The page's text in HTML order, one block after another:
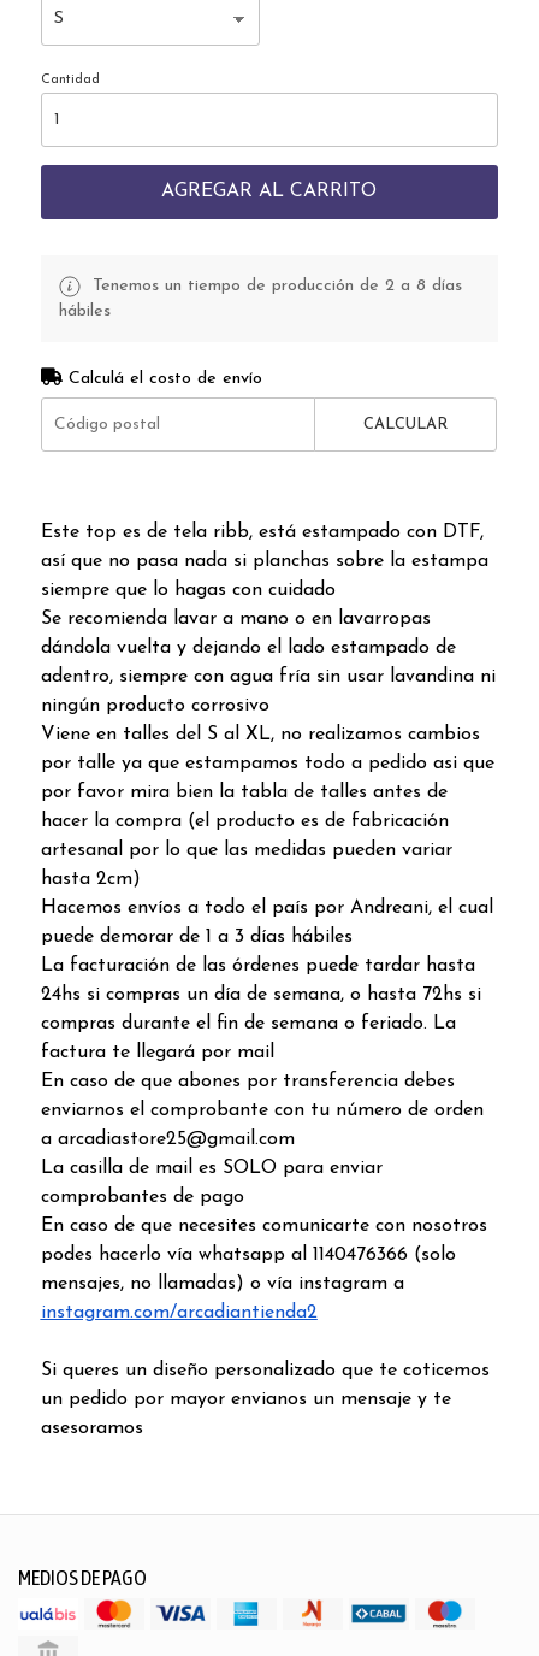
Cantidad
AGREGAR AL CARRITO
Tenemos un tiempo de producción de 2 a 8 días
hábiles
Calculá el costo de envío
CALCULAR
Este top es de tela ribb, está estampado con DTF,
así que no pasa nada si planchas sobre la estampa
siempre que lo hagas con cuidado
Se recomienda lavar a mano o en lavarropas
dándola vuelta y dejando el lado estampado de
adentro, siempre con agua fría sin usar lavandina ni
ningún producto corrosivo
Viene en talles del S al XL, no realizamos cambios
por talle ya que estampamos todo a pedido asi que
por favor mira bien la tabla de talles antes de
hacer la compra (el producto es de fabricación
artesanal por lo que las medidas pueden variar
hasta 2cm)
Hacemos envíos a todo el país por Andreani, el cual
puede demorar de 1 a 3 días hábiles
La facturación de las órdenes puede tardar hasta
24hs si compras un día de semana, o hasta 72hs si
compras durante el fin de semana o feriado. La
factura te llegará por mail
En caso de que abones por transferencia debes
enviarnos el comprobante con tu número de orden
a arcadiastore25@gmail.com
La casilla de mail es SOLO para enviar
comprobantes de pago
En caso de que necesites comunicarte con nosotros
podes hacerlo vía whatsapp al 1140476366 (solo
mensajes, no llamadas) o vía instagram a
instagram.com/arcadiantienda2
Si queres un diseño personalizado que te coticemos
un pedido por mayor envianos un mensaje y te
asesoramos
MEDIOS DE PAGO